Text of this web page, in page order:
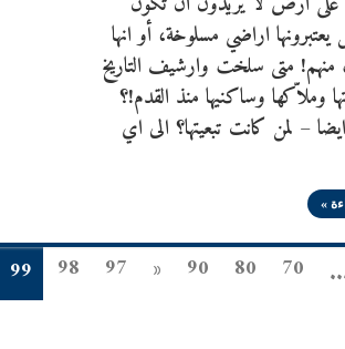
يعتبرونها اراضي مسلوخة، أو انها
متى سلخت وارشيف التاريخ
وملاّكها وساكنيها منذ القدم!؟
– لمن كانت تبعيتها؟ الى اي
»
70
80
90
«
97
98
99